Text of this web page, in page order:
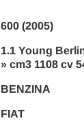
600 (2005)
1.1 Young
» cm3 1108 cv
BENZINA
FIAT